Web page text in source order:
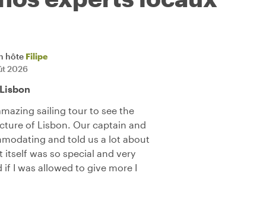
hôte Filipe
2026
sailing tour to see the
of Lisbon. Our captain and
and told us a lot about
itself was so special and very
if I was allowed to give more I